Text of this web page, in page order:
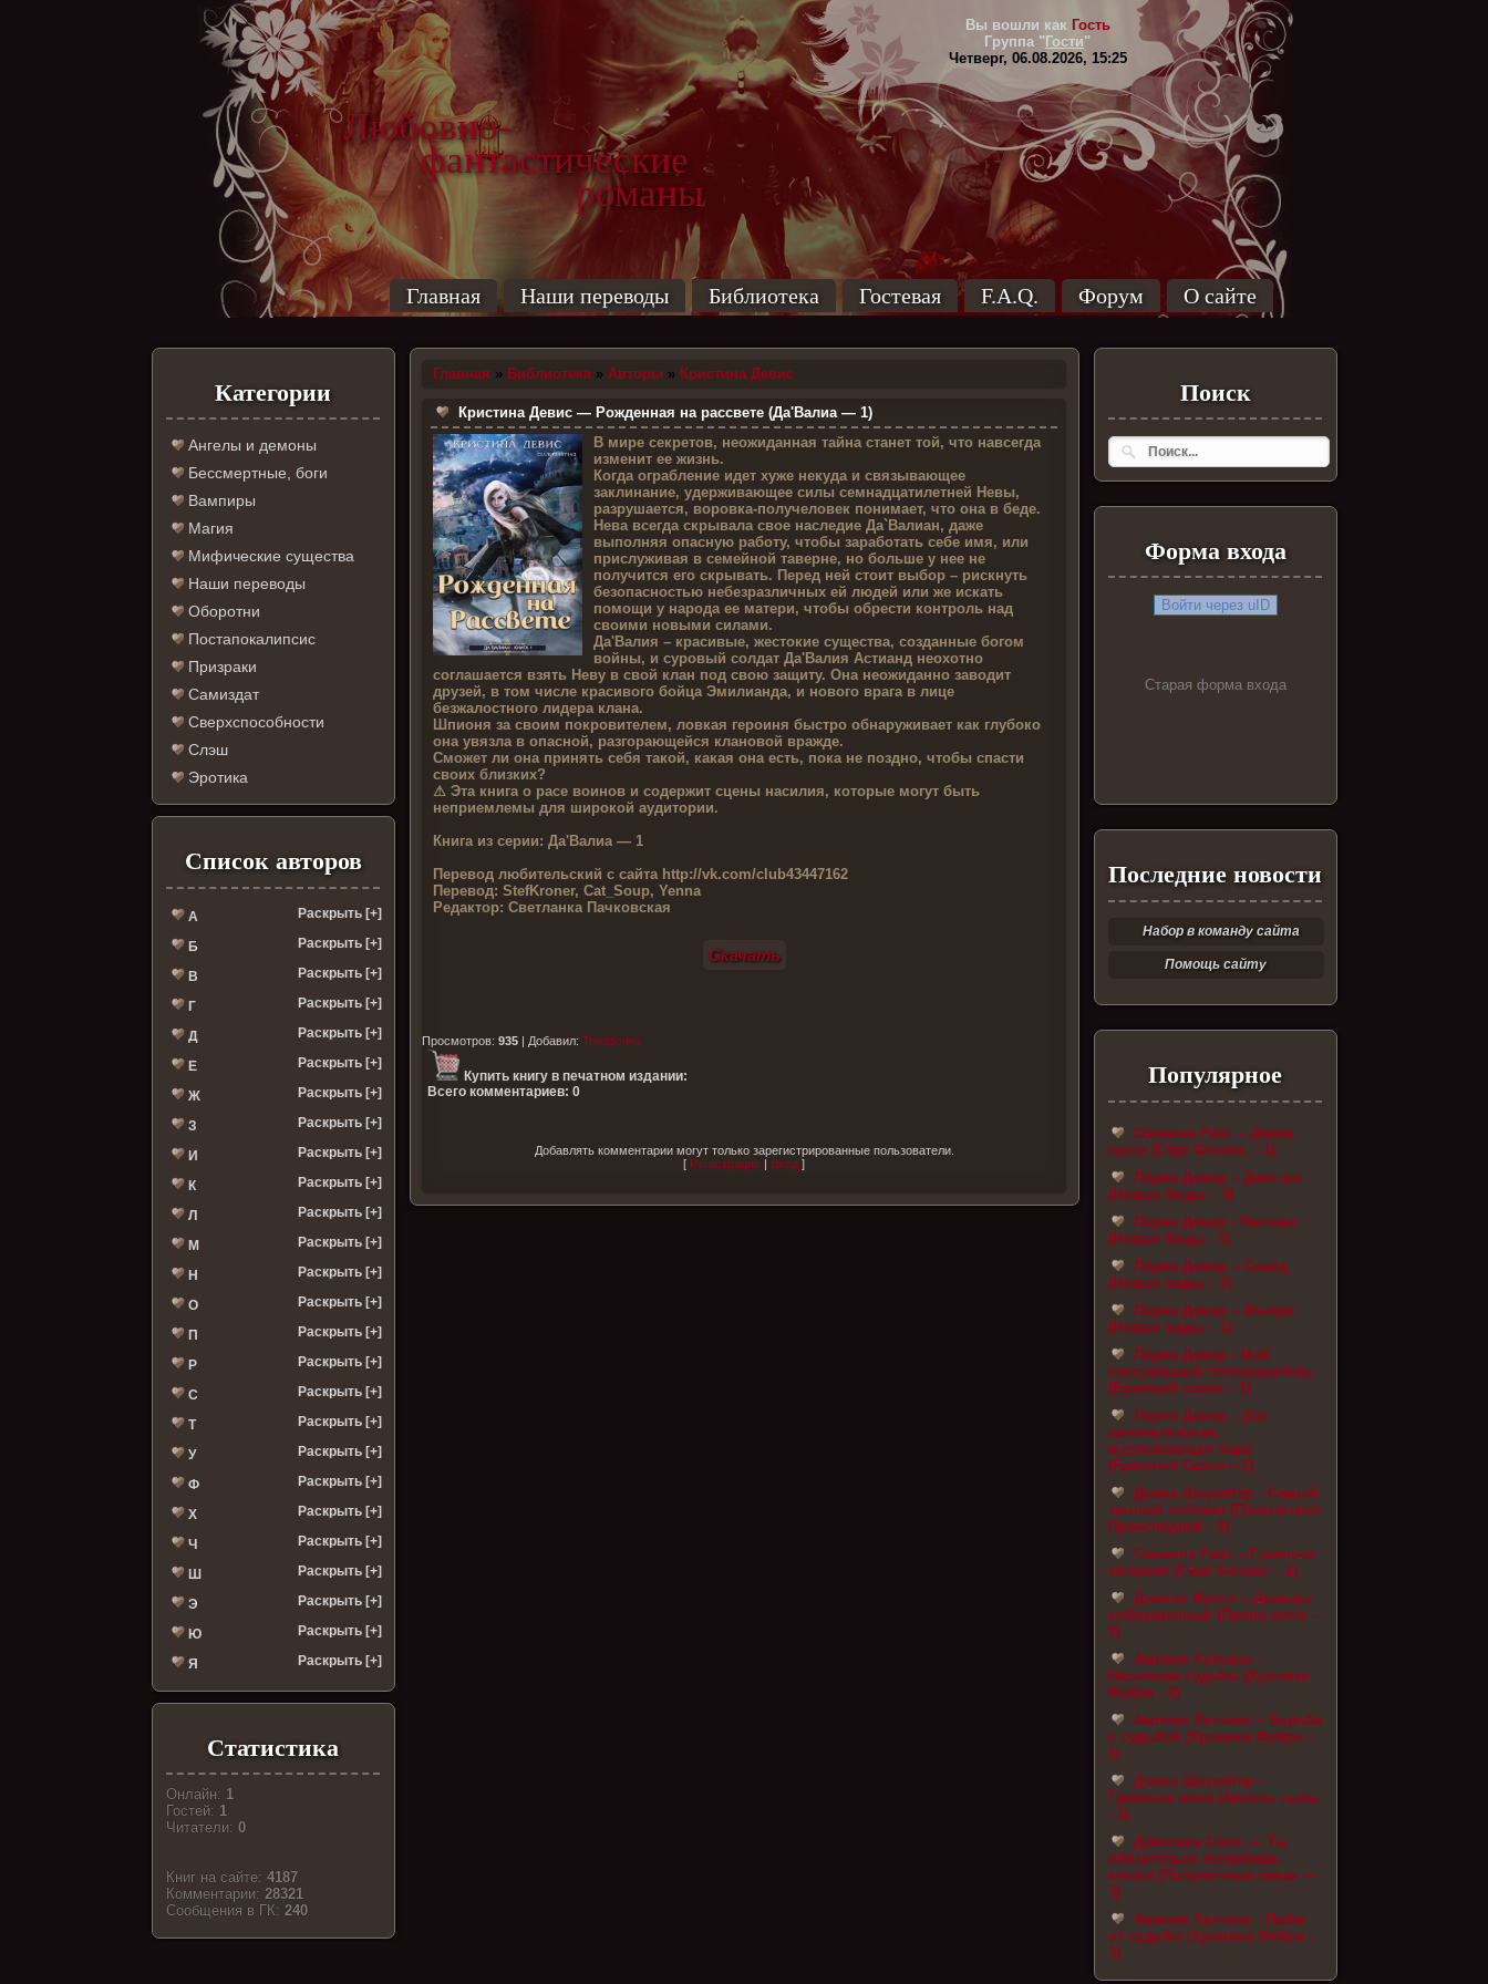
Любовно-
фантастические
романы
Вы вошли как Гость
Группа " Гости"
Четверг, 06.08.2026, 15:25
Главная Наши переводы Библиотека Гостевая F.A.Q. Форум О сайте
Категории
Ангелы и демоны
Бессмертные, боги
Вампиры
Магия
Мифические существа
Наши переводы
Оборотни
Постапокалипсис
Призраки
Самиздат
Сверхспособности
Слэш
Эротика
Список авторов
А Раскрыть [+]
Б Раскрыть [+]
В Раскрыть [+]
Г Раскрыть [+]
Д Раскрыть [+]
Е Раскрыть [+]
Ж Раскрыть [+]
З Раскрыть [+]
И Раскрыть [+]
К Раскрыть [+]
Л Раскрыть [+]
М Раскрыть [+]
Н Раскрыть [+]
О Раскрыть [+]
П Раскрыть [+]
Р Раскрыть [+]
С Раскрыть [+]
Т Раскрыть [+]
У Раскрыть [+]
Ф Раскрыть [+]
Х Раскрыть [+]
Ч Раскрыть [+]
Ш Раскрыть [+]
Э Раскрыть [+]
Ю Раскрыть [+]
Я Раскрыть [+]
Статистика
Онлайн: 1
Гостей: 1
Читатели: 0
Книг на сайте: 4187
Комментарии: 28321
Cообщения в ГК: 240
Главная » Библиотека» Авторы » Кристина Девис
Кристина Девис — Рожденная на рассвете (Да'Валиа — 1)
Вмире секретов, неожиданная тайна станет той, что навсегда
изменит ее жизнь.
Когда ограбление идет хуже некуда и связывающее
заклинание, удерживающее силы семнадцатилетней Невы,
разрушается, воровка-получеловек понимает, что она в беде.
Нева всегда скрывала свое наследие Да`Валиан, даже
выполняя опасную работу, чтобы заработать себе имя, или
прислуживая в семейной таверне, но больше у нее не
получится его скрывать. Перед ней стоит выбор – рискнуть
безопасностью небезразличных ей людей или же искать
помощи у народа ее матери, чтобы обрести контроль над
своими новыми силами.
Да'Валия – красивые, жестокие существа, созданные богом
войны, и суровый солдат Да'Валия Астианд неохотно
соглашается взять Неву в свой клан под свою защиту. Она неожиданно заводит
друзей, в том числе красивого бойца Эмилианда, и нового врага в лице
безжалостного лидера клана.
Шпионя за своим покровителем, ловкая героиня быстро обнаруживает как глубоко
она увязла в опасной, разгорающейся клановой вражде.
Сможет ли она принять себя такой, какая она есть, пока не поздно, чтобы спасти
своих близких?
⚠ Эта книга о расе воинов и содержит сцены насилия, которые могут быть
неприемлемы для широкой аудитории.
Книга из серии: Да'Валиа — 1
Перевод любительский с сайтаhttp://vk.com/club43447162
Перевод: StefKroner, Cat_Soup, Yenna
Редактор: Светланка Пачковская
Скачать
Просмотров: 935| Добавил: Триадочка
Купить книгу в печатном издании:
Всего комментариев: 0
Добавлять комментарии могут только зарегистрированные пользователи.
[ Регистрация Вход ]
Поиск
Форма входа
Войти через uID
Старая форма входа
Последние новости
Набор в команду сайта
Помощь сайту
Популярное
Сюзанна Райт – Дикие
грехи (Стая Феникс – 1)
Лорен Донер – Джастис
(Новые Виды – 4)
Лорен Донер - Валиант
(Новые Виды - 3)
Лорен Донер – Слейд
(Новые виды – 2)
Лорен Донер – Фьюри
(Новые виды – 1)
Лорен Донер - Мой
сексуальный телохранитель
(Брачный сезон – 1)
Лорен Донер – Его
замечательная,
мурлыкающая пара
(Брачный Сезон – 2)
Джена Шоуолтер - Самый
темный соблазн (Повелители
Преисподней - 9)
Сюзанна Райт – Грешные
желания (Стая Феникс – 2)
Джанин Фрост – Дважды
соблазненный (Принц ночи –
2)
Амелия Хатчинс -
Насмешка судьбы (Хроники
Фейри - 2)
Амелия Хатчинс – Борьба
с судьбой (Хроники Фейри –
1)
Джена Шоуолтер -
Грешные ночи (Ангелы тьмы
- 1)
Джессика Симс — Ты
обязательно полюбишь
клыки (Полуночные связи —
3)
Амелия Хатчинс - Побег
от судьбы (Хроники Фейри -
3)